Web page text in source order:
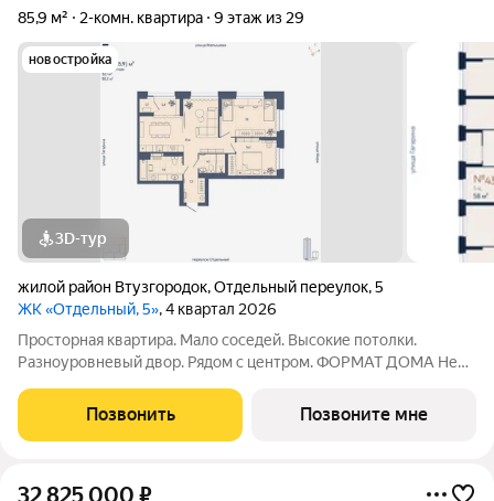
85,9 м²
2-комн. квартира 9 этаж из 29
новостройка
3D-тур
жилой район Втузгородок,Отдельный переулок,5
ЖК «Отдельный, 5», 4 квартал 2026
Просторная квартира. Мало соседей. Высокие потолки.
Разноуровневый двор. Рядом с центром. ФОРМАТ ДОМА Не
квартиры Принципиальное отсутствие студий Лобби с
рецепцией безопасность и удобство
Позвонить Позвоните мне
32 825 000 ₽